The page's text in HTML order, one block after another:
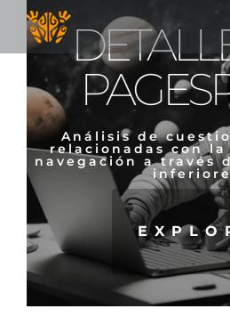
Skip
content
Análisis de
relacionadas con
navegación a través